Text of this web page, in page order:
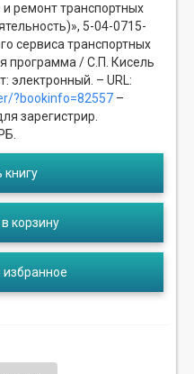
ремонт транспортных
5-04-0715-
сервиса транспортных
программа / С.П. Кисель
электронный. – URL:
?bookinfo=82557 –
зарегистрир.
книгу
корзину